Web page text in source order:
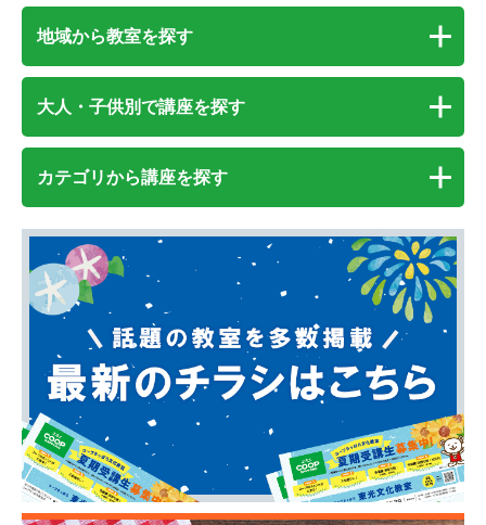
地域から教室を探す
大人・子供別で講座を探す
カテゴリから講座を探す